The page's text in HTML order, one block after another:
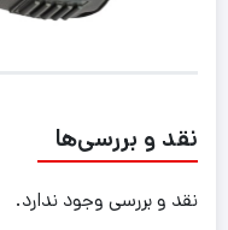
نقد و بررسی‌ها
نقد و بررسی وجود ندارد.